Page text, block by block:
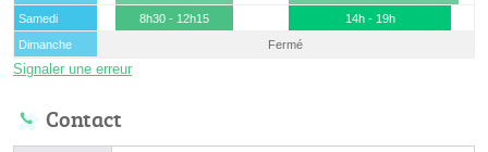
Samedi
8h30 - 12h15
14h - 19h
Dimanche
Fermé
Signaler une erreur
Contact